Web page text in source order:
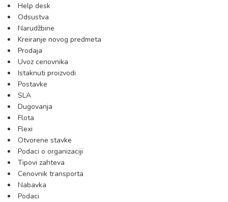
Help desk
Odsustva
Narudžbine
Kreiranje novog predmeta
Prodaja
Uvoz cenovnika
Istaknuti proizvodi
Postavke
SLA
Dugovanja
Flota
Flexi
Otvorene stavke
Podaci o organizaciji
Tipovi zahteva
Cenovnik transporta
Nabavka
Podaci